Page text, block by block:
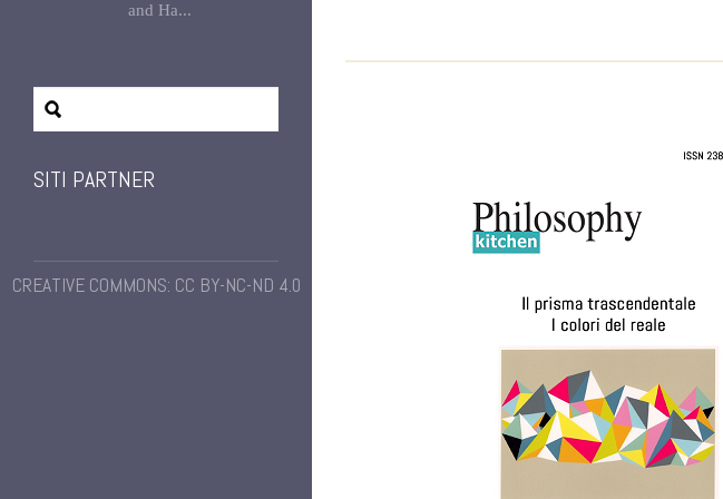
and Ha...
SITI PARTNER
CREATIVE COMMONS: CC BY-NC-ND 4.0